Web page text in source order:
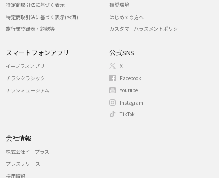
特定商取引法に基づく表示
特定商取引法に基づく表示(お酒)
旅行業登録表・約款等
推奨環境
はじめての方へ
カスタマーハラスメントポリシー
スマートフォンアプリ
イープラスアプリ
チラシクラシック
チラシミュージアム
公式SNS
X
Facebook
Youtube
Instagram
TikTok
会社情報
株式会社イープラス
プレスリリース
採用情報